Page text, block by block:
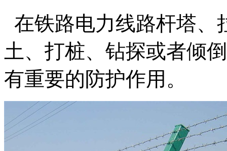
在铁路电力线路杆塔、
土、打桩、钻探或者倾
有重要的防护作用。